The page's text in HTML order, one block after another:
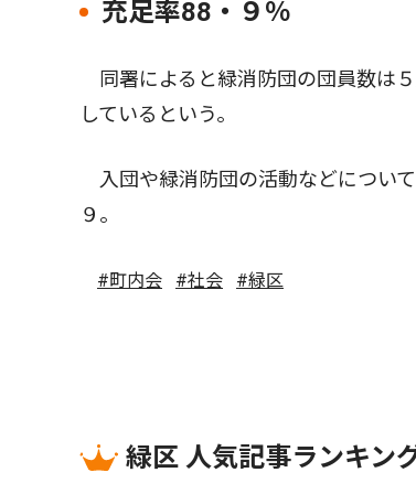
充足率88・９％
同署によると緑消防団の団員数は
しているという。
入団や緑消防団の活動などについ
９。
#町内会 #社会 #緑区
緑区 人気記事ランキン